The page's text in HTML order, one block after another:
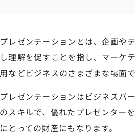
プレゼンテーションとは、企画や
し理解を促すことを指し、マーケ
用などビジネスのさまざまな場面で
プレゼンテーションはビジネスパ
のスキルで、優れたプレゼンター
にとっての財産にもなります。